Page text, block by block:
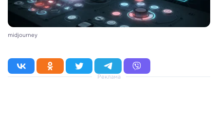
midjourney
Реклама